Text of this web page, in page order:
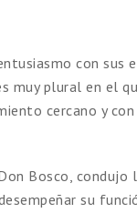
con
muy plural en el
cercano y
Bosco,
su